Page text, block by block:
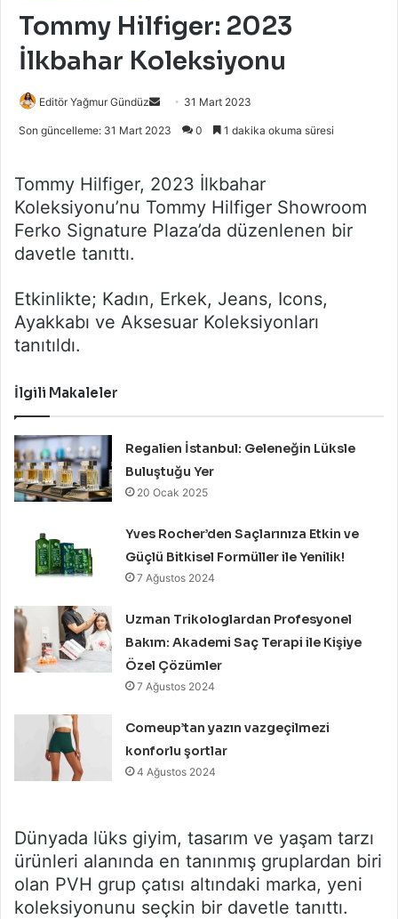
Tommy Hilfiger: 2023
İlkbahar Koleksiyonu
Editör Yağmur Gündüz
Bir
31 Mart 2023
Son güncelleme: 31 Mart 2023 0 1 dakika okuma süresi
Tommy Hilfiger, 2023 İlkbahar
Koleksiyonu’nu Tommy Hilfiger Showroom
Ferko Signature Plaza’da düzenlenen bir
davetle tanıttı.
Etkinlikte; Kadın, Erkek, Jeans, Icons,
Ayakkabı ve Aksesuar Koleksiyonları
tanıtıldı.
İlgili Makaleler
Regalien İstanbul: Geleneğin Lüksle
Buluştuğu Yer
20 Ocak 2025
Yves Rocher’den Saçlarınıza Etkin ve
Güçlü Bitkisel Formüller ile Yenilik!
7 Ağustos 2024
Uzman Trikologlardan Profesyonel
Bakım: Akademi Saç Terapi ile Kişiye
Özel Çözümler
7 Ağustos 2024
Comeup’tan yazın vazgeçilmezi
konforlu şortlar
4 Ağustos 2024
Dünyada lüks giyim, tasarım ve yaşam tarzı
ürünleri alanında en tanınmış gruplardan biri
olan PVH grup çatısı altındaki marka, yeni
koleksiyonunu seçkin bir davetle tanıttı.